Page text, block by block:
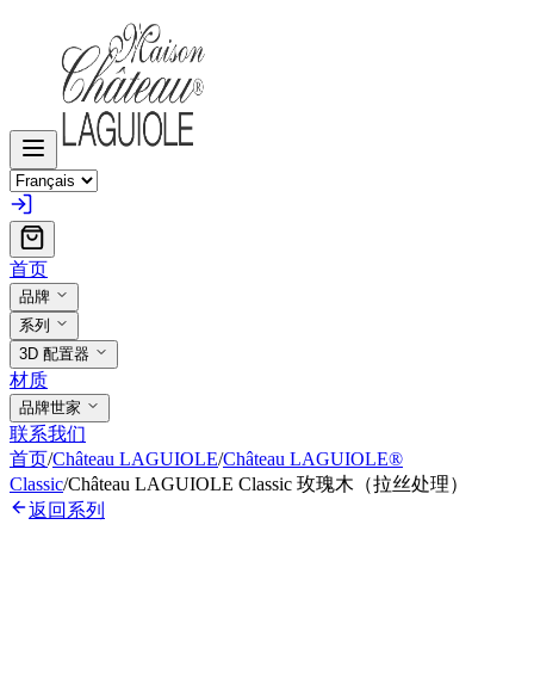
首页
品牌
系列
3D 配置器
材质
品牌世家
联系我们
首页/Château LAGUIOLE/Château LAGUIOLE®
Classic/Château LAGUIOLE Classic 玫瑰木（拉丝处理）
返回系列